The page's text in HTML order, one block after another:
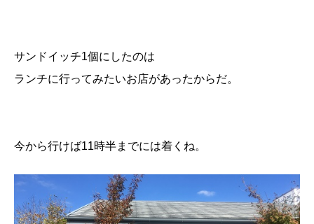
サンドイッチ1個にしたのは
ランチに行ってみたいお店があったからだ。
今から行けば11時半までには着くね。